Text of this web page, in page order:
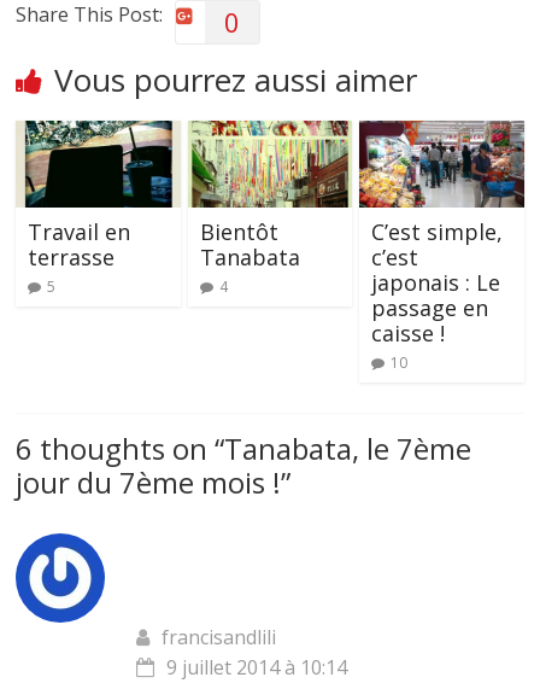
Share This Post: 0
Vous pourrez aussi aimer
Travail en
terrasse
5
Bientôt
Tanabata
4
C’est simple,
c’est
japonais : Le
passage en
caisse !
10
6 thoughts on “Tanabata, le 7ème
jour du 7ème mois !”
francisandlili
9 juillet 2014 à 10:14